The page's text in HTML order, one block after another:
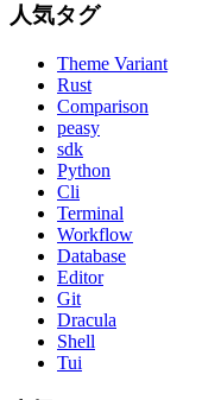
人気タグ
Theme Variant
Rust
Comparison
peasy
sdk
Python
Cli
Terminal
Workflow
Database
Editor
Git
Dracula
Shell
Tui